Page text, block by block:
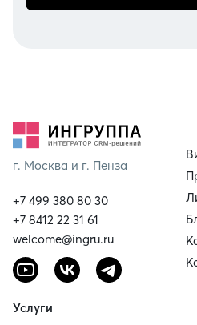
г. Москва и г. Пенза
+7 499 380 80 30
+7 8412 22 31 61
welcome@ingru.ru
Услуги